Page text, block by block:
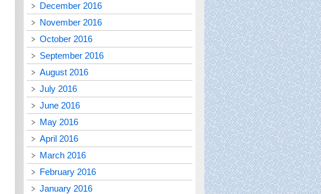
December 2016
November 2016
October 2016
September 2016
August 2016
July 2016
June 2016
May 2016
April 2016
March 2016
February 2016
January 2016